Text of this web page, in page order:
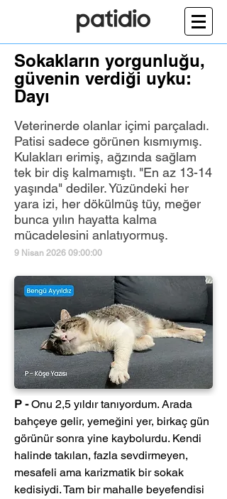
Sokakların yorgunluğu,
güvenin verdiği uyku:
Dayı
Veterinerde olanlar içimi parçaladı.
Patisi sadece görünen kısmıymış.
Kulakları erimiş, ağzında sağlam
tek bir diş kalmamıştı. "En az 13-14
yaşında" dediler. Yüzündeki her
yara izi, her dökülmüş tüy, meğer
bunca yılın hayatta kalma
mücadelesini anlatıyormuş.
9 Nisan 2026 09:00:00
P - Onu 2,5 yıldır tanıyordum. Arada
bahçeye gelir, yemeğini yer, birkaç gün
görünür sonra yine kaybolurdu. Kendi
halinde takılan, fazla sevdirmeyen,
mesafeli ama karizmatik bir sokak
kedisiydi. Tam bir mahalle beyefendisi